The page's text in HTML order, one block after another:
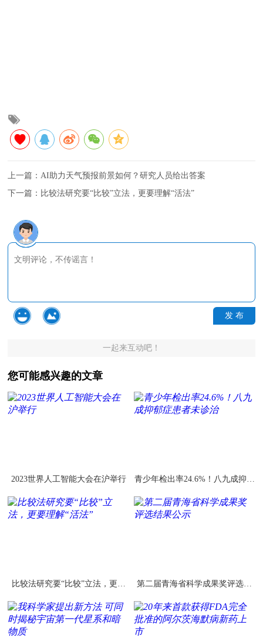
上一篇：AI助力天气预报前景如何？研究人员给出答案
下一篇： 比较法研究要“比较”立法，更要理解“活法”
发 布
一起来互动吧！
您可能感兴趣的文章
2023世界人工智能大会在沪举行
青少年检出率24.6%！八九成抑郁
比较法研究要“比较”立法，更要
第二届青海省科学成果奖评选结